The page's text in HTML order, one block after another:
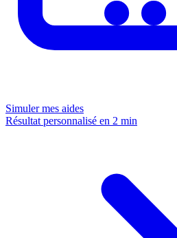
Simuler mes aides
Résultat personnalisé en 2 min